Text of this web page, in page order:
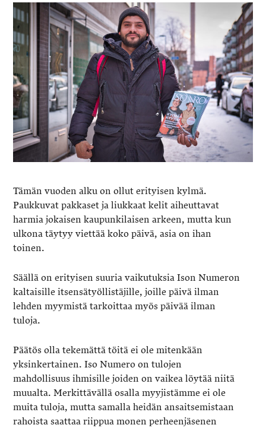
Tämän vuoden alku on ollut erityisen kylmä.
Paukkuvat pakkaset ja liukkaat kelit aiheuttavat
harmia jokaisen kaupunkilaisen arkeen, mutta kun
ulkona täytyy viettää koko päivä, asia on ihan
toinen.
Säällä on erityisen suuria vaikutuksia Ison Numeron
kaltaisille itsensätyöllistäjille, joille päivä ilman
lehden myymistä tarkoittaa myös päivää ilman
tuloja.
Päätös olla tekemättä töitä ei ole mitenkään
yksinkertainen. Iso Numero on tulojen
mahdollisuus ihmisille joiden on vaikea löytää niitä
muualta. Merkittävällä osalla myyjistämme ei ole
muita tuloja, mutta samalla heidän ansaitsemistaan
rahoista saattaa riippua monen perheenjäsenen